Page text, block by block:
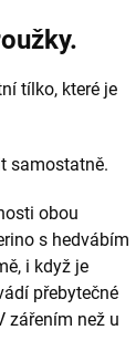
tílko, které je
samostatně.
obou
s hedvábím
i když je
přebytečné
zářením než u